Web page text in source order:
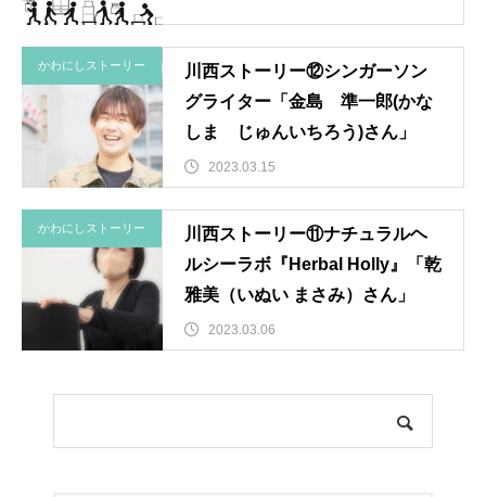
かわにしストーリー
川西ストーリー⑫シンガーソン
グライター「金島 準一郎(かな
しま じゅんいちろう)さん」
2023.03.15
かわにしストーリー
川西ストーリー⑪ナチュラルヘ
ルシーラボ『Herbal Holly』「乾
雅美（いぬい まさみ）さん」
2023.03.06